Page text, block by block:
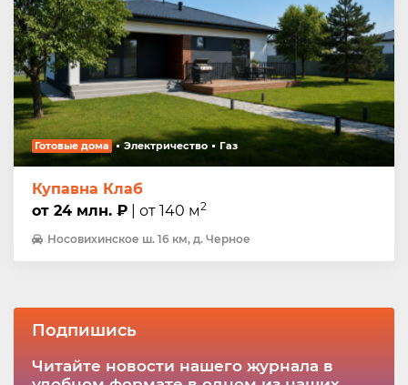
Готовые дома Электричество Газ
Купавна Клаб
от 24 млн. ₽ | от 140 м2
Носовихинское ш. 16 км, д. Черное
Подпишись
Читайте новости нашего журнала в